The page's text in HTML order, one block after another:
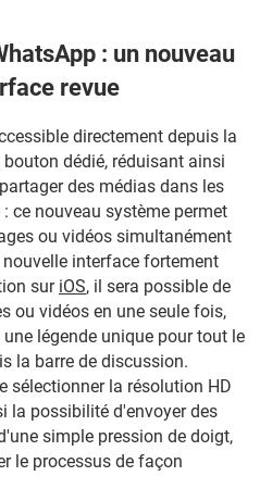
: un nouveau
revue
directement depuis la
dédié, réduisant ainsi
des médias dans les
ce nouveau système permet
ou vidéos simultanément
interface fortement
sur iOS, il sera possible de
ou vidéos en une seule fois,
légende unique pour tout le
la barre de discussion.
sélectionner la résolution HD
la possibilité d'envoyer des
simple pression de doigt,
le processus de façon